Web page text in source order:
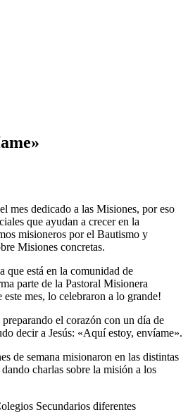
mes dedicado a las Misiones, por eso
que ayudan a crecer en la
misioneros por el Bautismo y
Misiones concretas.
que está en la comunidad de
parte de la Pastoral Misionera
mes, lo celebraron a lo grande!
el corazón con un día de
decir a Jesús: «Aquí estoy, envíame».
de semana misionaron en las distintas
charlas sobre la misión a los
Secundarios diferentes